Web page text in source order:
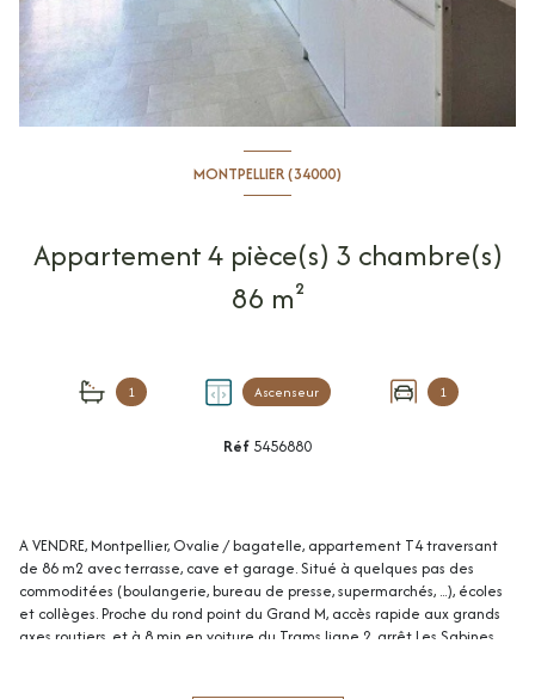
MONTPELLIER (34000)
Appartement 4 pièce(s) 3 chambre(s)
86 m²
1 Ascenseur 1
Réf 5456880
A VENDRE, Montpellier, Ovalie / bagatelle, appartement T4 traversant
de 86 m2 avec terrasse, cave et garage. Situé à quelques pas des
commoditées (boulangerie, bureau de presse, supermarchés, ...), écoles
et collèges. Proche du rond point du Grand M, accès rapide aux grands
axes routiers, et à 8 min en voiture du Trams ligne 2, arrêt Les Sabines.